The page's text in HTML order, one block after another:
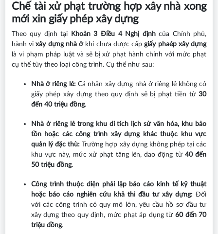
Chế tài xử phạt trường hợp xây nhà xong
mới xin giấy phép xây dựng
Theo quy định tại Khoản 3 Điều 4 Nghị địnhcủa Chính phủ,
hành vi xây dựng nhà ởkhi chưa được cấp giấy phaép xây dựng
là vi phạm pháp luật và sẽ bị xử phạt hành chính với mức phạt
cụ thể tùy theo loại công trình. Cụ thể như sau:
Nhà ở riêng lẻ:Cá nhân xây dựng nhà ở riêng lẻ không có
giấy phép xây dựng theo quy định sẽ bị phạt tiền từ30
đến 40 triệu đồng.
Nhà ở riêng lẻ trong khu di tích lịch sử văn hóa, khu bảo
tồn hoặc các công trình xây dựng khác thuộc khu vực
quản lý đặc thù:Trường hợp xây dựng không phép tại các
khu vực này, mức xử phạt tăng lên, dao động từ 40 đến
50 triệu đồng.
Công trình thuộc diện phải lập báo cáo kinh tế kỹ thuật
hoặc báo cáo nghiên cứu khả thi đầu tư xây dựng:Đối
với các công trình có quy mô lớn, yêu cầu hồ sơ đầu tư
xây dựng theo quy định, mức phạt áp dụng từ 60 đến 70
triệu đồng.